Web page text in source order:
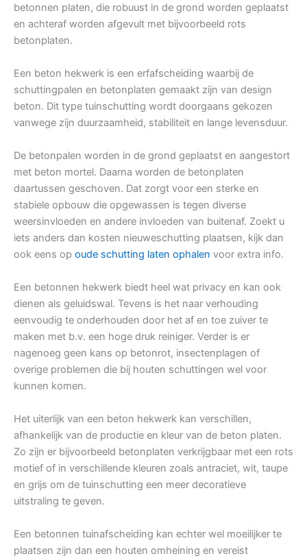
betonnen platen, die robuust in de grond worden geplaatst
en achteraf worden afgevult met bijvoorbeeld rots
betonplaten.
Een beton hekwerk is een erfafscheiding waarbij de
schuttingpalen en betonplaten gemaakt zijn van design
beton. Dit type tuinschutting wordt doorgaans gekozen
vanwege zijn duurzaamheid, stabiliteit en lange levensduur.
De betonpalen worden in de grond geplaatst en aangestort
met beton mortel. Daarna worden de betonplaten
daartussen geschoven. Dat zorgt voor een sterke en
stabiele opbouw die opgewassen is tegen diverse
weersinvloeden en andere invloeden van buitenaf. Zoekt u
iets anders dan kosten nieuweschutting plaatsen, kijk dan
ook eens op oude schutting laten ophalen voor extra info.
Een betonnen hekwerk biedt heel wat privacy en kan ook
dienen als geluidswal. Tevens is het naar verhouding
eenvoudig te onderhouden door het af en toe zuiver te
maken met b.v. een hoge druk reiniger. Verder is er
nagenoeg geen kans op betonrot, insectenplagen of
overige problemen die bij houten schuttingen wel voor
kunnen komen.
Het uiterlijk van een beton hekwerk kan verschillen,
afhankelijk van de productie en kleur van de beton platen.
Zo zijn er bijvoorbeeld betonplaten verkrijgbaar met een rots
motief of in verschillende kleuren zoals antraciet, wit, taupe
en grijs om de tuinschutting een meer decoratieve
uitstraling te geven.
Een betonnen tuinafscheiding kan echter wel moeilijker te
plaatsen zijn dan een houten omheining en vereist